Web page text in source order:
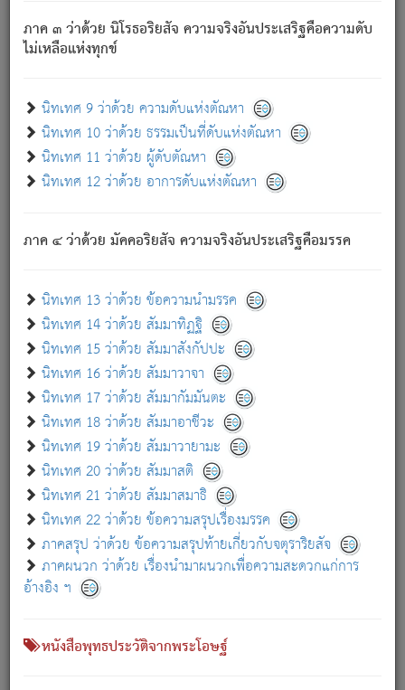
ภาค ๓ ว่าด้วย นิโรธอริยสัจ ความจริงอันประเสริฐคือความดับ
ไม่เหลือแห่งทุกข์
นิทเทศ 9 ว่าด้วย ความดับแห่งตัณหา
นิทเทศ 10 ว่าด้วย ธรรมเป็นที่ดับแห่งตัณหา
นิทเทศ 11 ว่าด้วย ผู้ดับตัณหา
นิทเทศ 12 ว่าด้วย อาการดับแห่งตัณหา
ภาค ๔ ว่าด้วย มัคคอริยสัจ ความจริงอันประเสริฐคือมรรค
นิทเทศ 13 ว่าด้วย ข้อความนำมรรค
นิทเทศ 14 ว่าด้วย สัมมาทิฏฐิ
นิทเทศ 15 ว่าด้วย สัมมาสังกัปปะ
นิทเทศ 16 ว่าด้วย สัมมาวาจา
นิทเทศ 17 ว่าด้วย สัมมากัมมันตะ
นิทเทศ 18 ว่าด้วย สัมมาอาชีวะ
นิทเทศ 19 ว่าด้วย สัมมาวายามะ
นิทเทศ 20 ว่าด้วย สัมมาสติ
นิทเทศ 21 ว่าด้วย สัมมาสมาธิ
นิทเทศ 22 ว่าด้วย ข้อความสรุปเรื่องมรรค
ภาคสรุป ว่าด้วย ข้อความสรุปท้ายเกี่ยวกับจตุราริยสัจ
ภาคผนวก ว่าด้วย เรื่องนำมาผนวกเพื่อความสะดวกแก่การ
อ้างอิง ฯ
หนังสือพุทธประวัติจากพระโอษฐ์
ภิกษุนั้น เป็นผู้ครอบงำมารได้แล้ว ชนะสงครามแล้ว ก้าวล่วง
ภพทั้งหลายทั้งปวงได้แล้ว เป็นผู้คงที่ (คือไม่เปลี่ยนแปลงอีกต่อ
- อุ.ขุ. ๒๕/๑๒๑/๘๔.
(ข้อความนี้ เป็นพระพุทธอุทานที่ทรงเปล่งออก ที่โคนต้นโพธิ์
เป็นที่ตรัสรู้ เมื่อตรัสรู้แล้วได้ 7 วัน)
เกี่ยวกับธรรมโฆษณ์ออนไลน์ (Disclaimer)
แม้ระบบ "ธรรมโฆษณ์ออนไลน์" พยายามปรับปรุงข้อมูลให้ถูกต้องมากที่สุด
ผู้ศึกษาก็พึงตรวจสอบกับตัวเล่มหนังสือต้นฉบับ ที่มีการพิมพ์ครั้งล่าสุด
ก่อนนำข้อมูลไปใช้ในการอ้างอิง"
เกี่ยวกับอัตถจารี|เกี่ยวกับการพัฒนา|แจ้งข้อผิดพลาด / แนะนำ
หนังสือที่เกี่ยวข้อง